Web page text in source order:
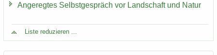
An­ge­reg­tes Selbst­ge­spräch vor Land­schaft und Natur
Liste re­du­zie­ren ...